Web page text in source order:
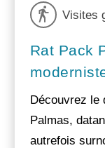
Visites
Rat Pack
Découvrez le
Palmas,
autrefois